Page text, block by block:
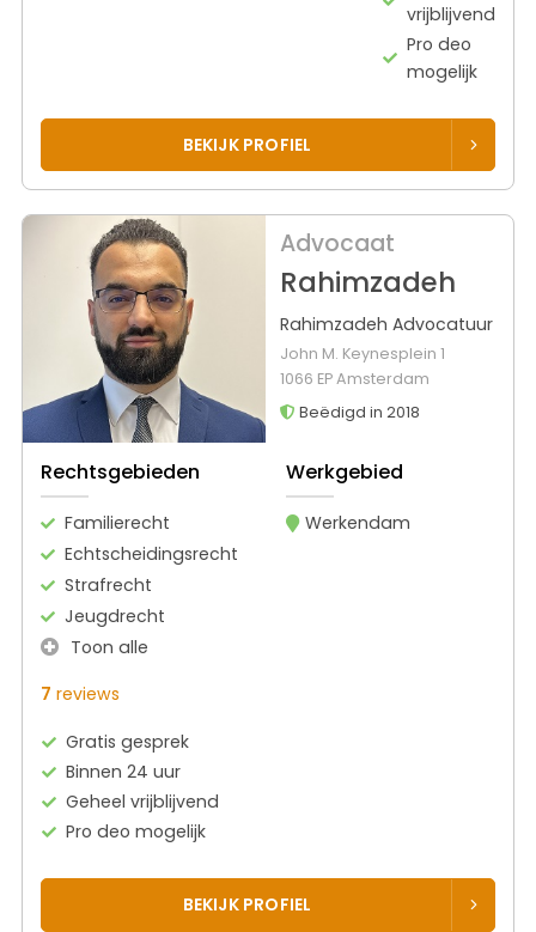
vrijblijvend
Pro deo
mogelijk
BEKIJK PROFIEL
Advocaat
Rahimzadeh
Rahimzadeh Advocatuur
John M. Keynesplein 1
1066 EP Amsterdam
Beëdigd in 2018
Rechtsgebieden
Familierecht
Echtscheidingsrecht
Strafrecht
Jeugdrecht
Toon alle
Werkgebied
Werkendam
7 reviews
Gratis gesprek
Binnen 24 uur
Geheel vrijblijvend
Pro deo mogelijk
BEKIJK PROFIEL